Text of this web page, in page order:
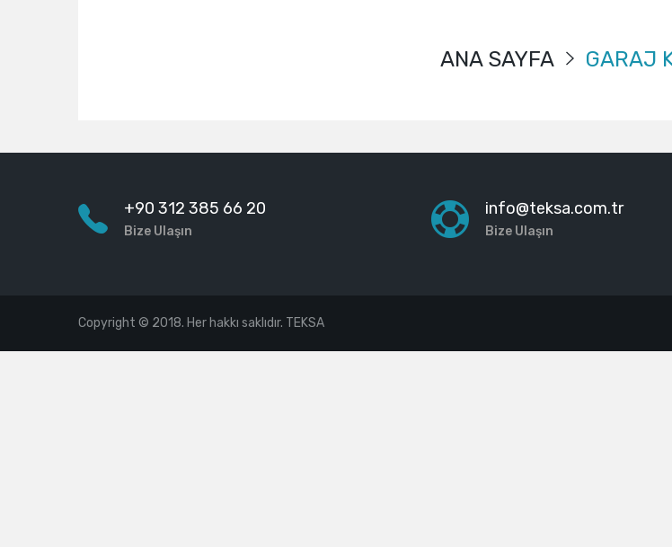
ANA SAYFA GARAJ
+90 312 385 66 20
Bize Ulaşın
info@teksa.com.tr
Bize Ulaşın
Copyright © 2018. Her hakkı saklıdır. TEKSA